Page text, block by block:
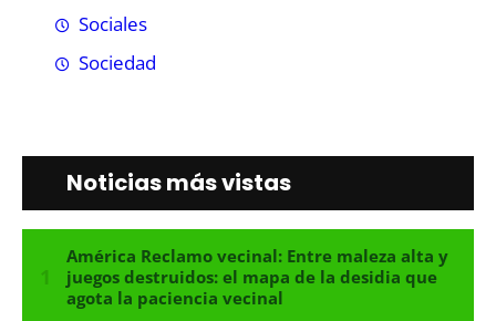
Sociales
Sociedad
Noticias más vistas